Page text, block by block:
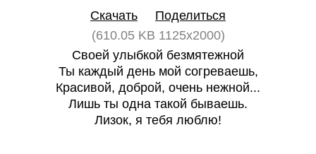
Скачать
Поделиться
(610.05 KB 1125x2000)
Своей улыбкой безмятежной
Ты каждый день мой согреваешь,
Красивой, доброй, очень нежной...
Лишь ты одна такой бываешь.
Лизок, я тебя люблю!